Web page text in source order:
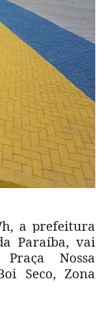
a prefeitura
Paraíba, vai
Nossa
Seco, Zona